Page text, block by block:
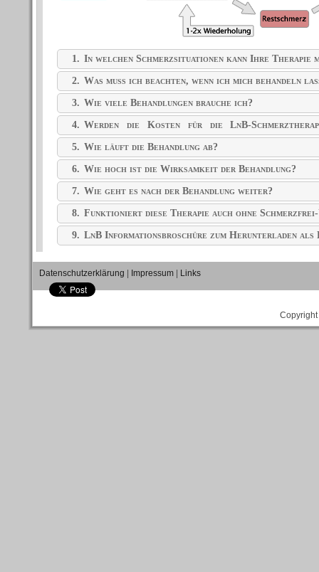
1. In welchen Schmerzsituationen kann Ihre Therapie
2. Was muss ich beachten, wenn ich mich behandeln
3. Wie viele Behandlungen brauche ich?
4. Werden die Kosten für die LnB-
übernommen?
5. Wie läuft die Behandlung ab?
6. Wie hoch ist die Wirksamkeit der Behandlung?
7. Wie geht es nach der Behandlung weiter?
8. Funktioniert diese Therapie auch ohne Schmerzfrei-
9. LnB Informationsbroschüre zum Herunterladen als
Datenschutzerklärung Impressum Links